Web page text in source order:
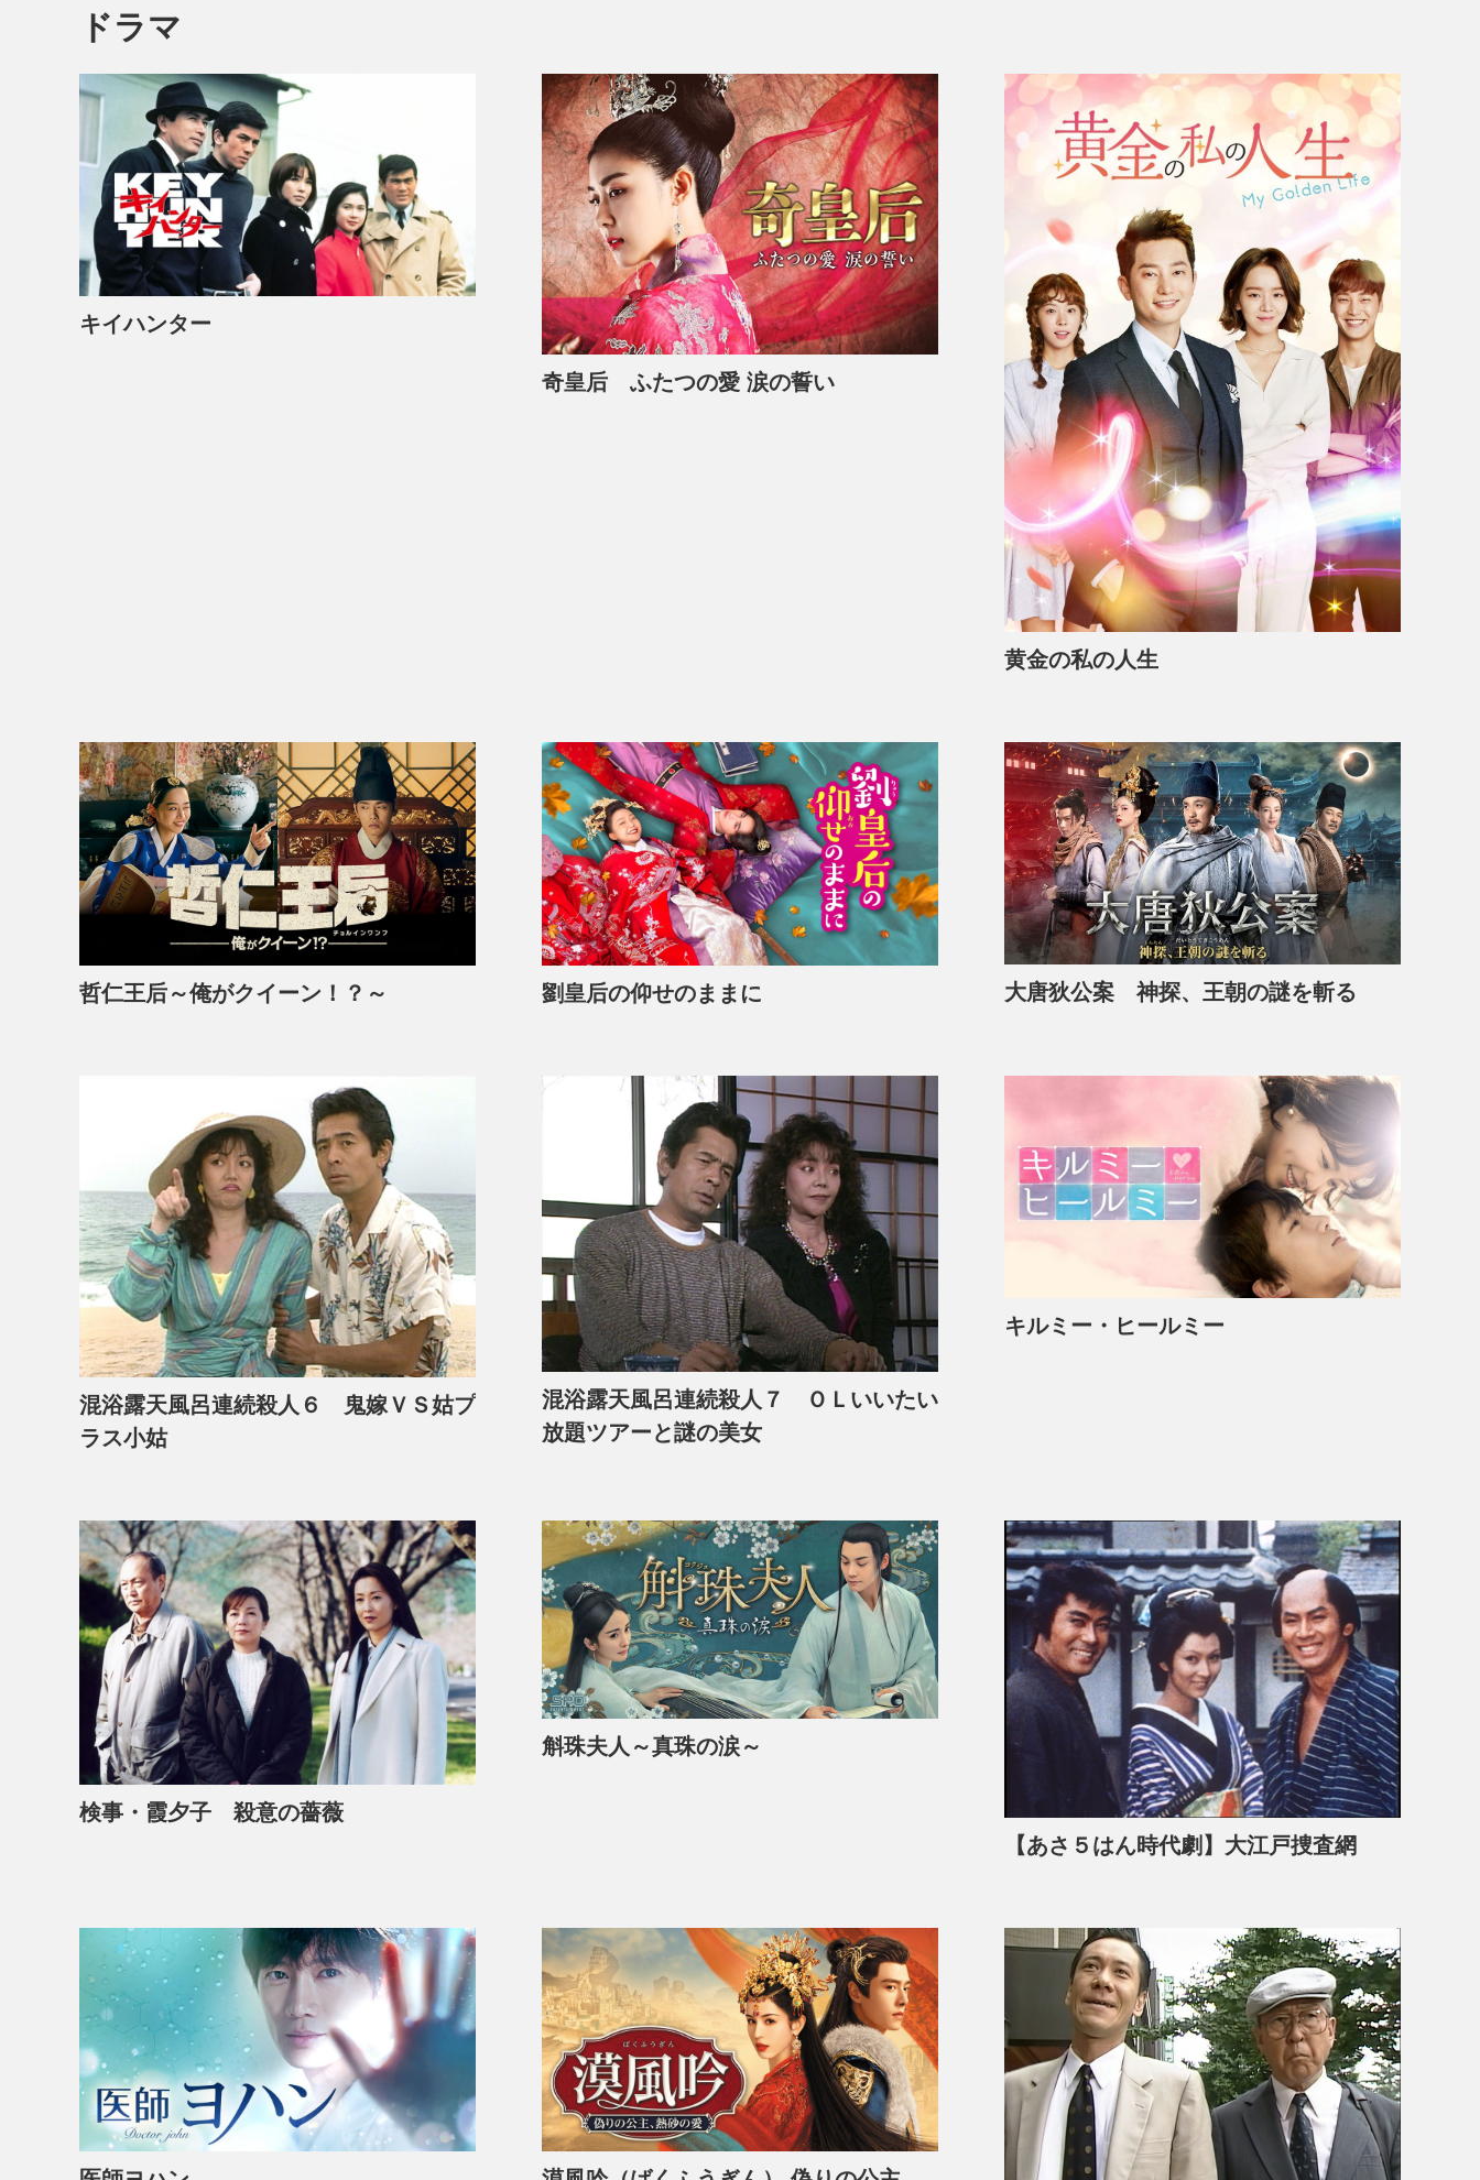
ドラマ
キイハンター
奇皇后 ふたつの愛 涙の誓い
黄金の私の人生
哲仁王后～俺がクイーン！？～ 劉皇后の仰せのままに 大唐狄公案 神探、王朝の謎を斬る
混浴露天風呂連続殺人６ 鬼嫁ＶＳ姑プ
ラス小姑
混浴露天風呂連続殺人７ ＯＬいいたい
放題ツアーと謎の美女
キルミー・ヒールミー
検事・霞夕子 殺意の薔薇
斛珠夫人～真珠の涙～
【あさ５はん時代劇】大江戸捜査網